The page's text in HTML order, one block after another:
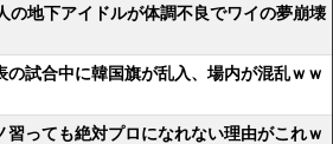
の地下アイドルが体調不良でワイの夢崩壊
の試合中に韓国旗が乱入、場内が混乱ｗｗ
習っても絶対プロになれない理由がこれｗ